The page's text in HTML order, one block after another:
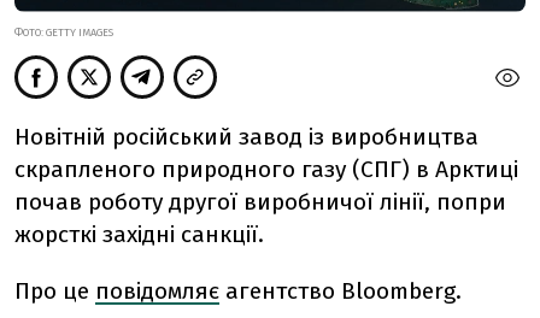
ФОТО: GETTY IMAGES
Новітній російський завод із виробництва
скрапленого природного газу (СПГ) в Арктиці
почав роботу другої виробничої лінії, попри
жорсткі західні санкції.
Про це повідомляє агентство Bloomberg.